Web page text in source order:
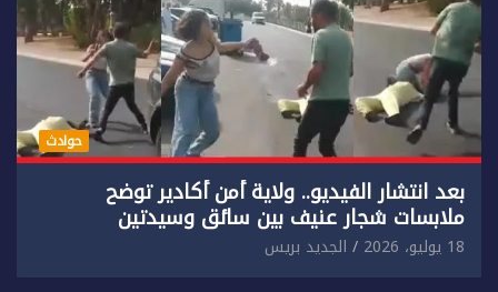
حوادث
بعد انتشار الفيديو.. ولاية أمن أكادير توضح
ملابسات شجار عنيف بين سائق وسيدتين
18 يوليو، 2026 الجديد بريس